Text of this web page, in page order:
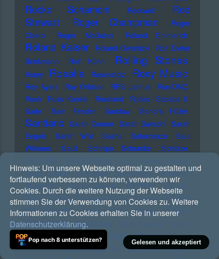
Rocko Schamoni Rockwell
Rod
Stewart
Roger Champman
Roger
Cicero
Roger McGuinn Roland Emmerich
Roland Kaiser Roland Owsnitzki
Rolf Dieter
Brinkmann
Rolf Kühn Rolling Stones
Romy Rosalia Rosenstolz Roxy Music
Roy Ayers Roy Orbison RPS Lanrue
Run-DMC
Rush
Russ Kunkel Russland Rutles
Sababa 5
Sade
Sam Fender Sandow Sandra Hüller
Santiano Sarah Connor Sarah Davachi Sarah
Engels
Sarah Wild Sasha Saturndaze
Saul
Williams
Sault Schnipo Schranke Schürze
Sean Combs
Sebastian Krumbiegel
Sebastian
Studnitzky
Secret Secrets Seeed Sepalot
Sex Pistols Seymour Wright Shaggy Shane
MacGowan
Shania Twain Shellac
Shirin
David Sido Silbermond
Grigoriu
Simon Harris Simple Minds Sinead
O'Connor
Siouxsie And The Banshees
Sister
Hinweis: Um unsere Webseite optimal zu gestalten und
fortlaufend verbessern zu können, verwenden wir
Cookies. Durch die weitere Nutzung der Webseite
stimmen Sie der Verwendung von Cookies zu. Weitere
Informationen zu Cookies erhalten Sie in unserer
Datenschutzerklärung.
Gelesen und akzeptiert
Pop nach 8 unterstützen?